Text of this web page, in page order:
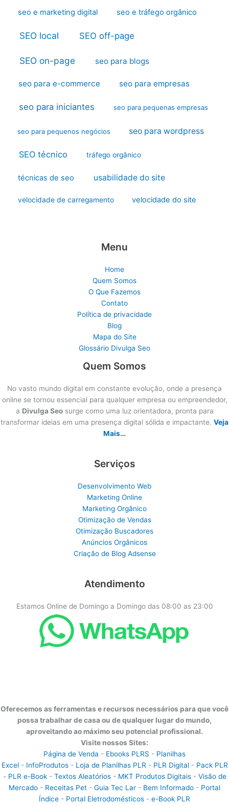
seo e marketing digital seo e tráfego orgânico
SEO local SEO off-page
SEO on-page seo para blogs
seo para e-commerce seo para empresas
seo para iniciantes seo para pequenas empresas
seo para pequenos negócios seo para wordpress
SEO técnico tráfego orgânico
técnicas de seo usabilidade do site
velocidade de carregamento velocidade do site
Menu
Home
Quem Somos
O Que Fazemos
Contato
Política de privacidade
Blog
Mapa do Site
Glossário Divulga Seo
Quem Somos
No vasto mundo digital em constante evolução, onde a presença
online se tornou essencial para qualquer empresa ou empreendedor,
a Divulga Seosurge como uma luz orientadora, pronta para
transformar ideias em uma presença digital sólida e impactante. Veja
Mais…
Serviços
Desenvolvimento Web
Marketing Online
Marketing Orgânico
Otimização de Vendas
Otimização Buscadores
Anúncios Orgânicos
Criação de Blog Adsense
Atendimento
Estamos Online de Domingo a Domingo das 08:00 as 23:00
Oferecemos as ferramentas e recursos necessários para que você
possa trabalhar de casa ou de qualquer lugar do mundo,
aproveitando ao máximo seu potencial profissional.
Visite nossos Sites:
Página de Venda - Ebooks PLRS - Planilhas
Excel- InfoProdutos- Loja de Planilhas PLR - PLR Digital- Pack PLR
- PLR e-Book- Textos Aleatórios- MKT Produtos Digitais- Visão de
Mercado - Receitas Pet - Guia Tec Lar - Bem Informado - Portal
Índice - Portal Eletrodomésticos - e-Book PLR